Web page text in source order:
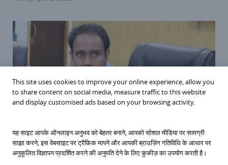
Sagar News बोर्ड परीक्षाओं के लिए सागर में साइलेंट जोन:
This site uses cookies to improve your online experience, allow you
to share content on social media, measure traffic to this website
and display customised ads based on your browsing activity.
यह साइट आपके ऑनलाइन अनुभव को बेहतर बनाने, आपको सोशल मीडिया पर सामग्री
साझा करने, इस वेबसाइट पर ट्रैफ़िक मापने और आपकी ब्राउज़िंग गतिविधि के आधार पर
अनुकूलित विज्ञापन प्रदर्शित करने की अनुमति देने के लिए कुकीज़ का उपयोग करती है।